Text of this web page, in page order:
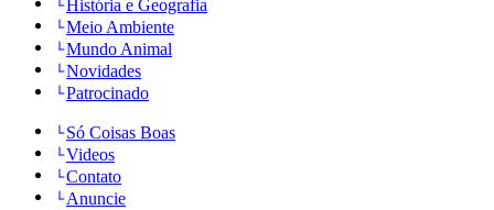
História e Geografia
Meio Ambiente
Mundo Animal
Novidades
Patrocinado
Só Coisas Boas
Videos
Contato
Anuncie